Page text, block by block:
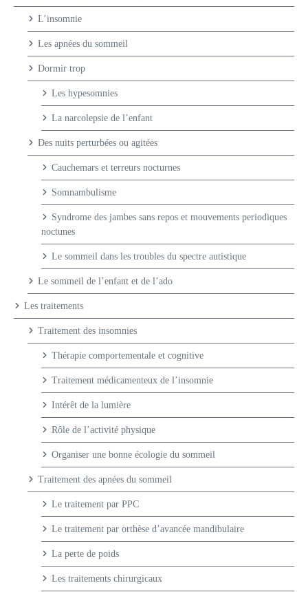
L’insomnie
Les apnées du sommeil
Dormir trop
Les hypesomnies
La narcolepsie de l’enfant
Des nuits perturbées ou agitées
Cauchemars et terreurs nocturnes
Somnambulisme
Syndrome des jambes sans repos et mouvements periodiques
noctunes
Le sommeil dans les troubles du spectre autistique
Le sommeil de l’enfant et de l’ado
Les traitements
Traitement des insomnies
Thérapie comportementale et cognitive
Traitement médicamenteux de l’insomnie
Intérêt de la lumière
Rôle de l’activité physique
Organiser une bonne écologie du sommeil
Traitement des apnées du sommeil
Le traitement par PPC
Le traitement par orthèse d’avancée mandibulaire
La perte de poids
Les traitements chirurgicaux